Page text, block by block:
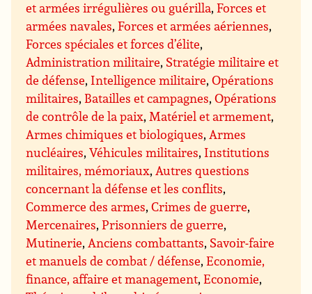
et armées irrégulières ou guérilla,Forces et
armées navales,Forces et armées aériennes,
Forces spéciales et forces d’élite,
Administration militaire, Stratégie militaire et
de défense, Intelligence militaire,Opérations
militaires, Batailles et campagnes,Opérations
de contrôle de la paix,Matériel et armement,
Armes chimiques et biologiques,Armes
nucléaires,Véhicules militaires, Institutions
militaires, mémoriaux,Autres questions
concernant la défense et les conflits,
Commerce des armes,Crimes de guerre,
Mercenaires,Prisonniers de guerre,
Mutinerie,Anciens combattants, Savoir-faire
et manuels de combat / défense,Economie,
finance, affaire et management,Economie,